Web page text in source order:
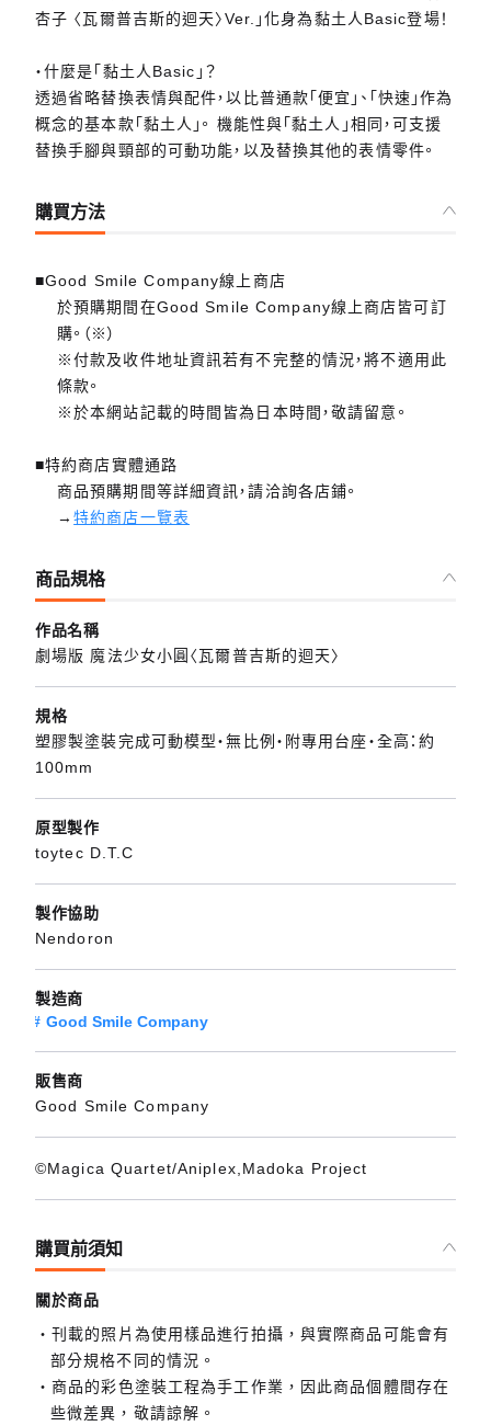
杏子 〈瓦爾普吉斯的迴天〉Ver.」化身為黏土人Basic登場！
・什麼是「黏土人Basic」？
透過省略替換表情與配件，以比普通款「便宜」、「快速」作為
概念的基本款「黏土人」。 機能性與「黏土人」相同，可支援
替換手腳與頸部的可動功能，以及替換其他的表情零件。
購買方法
■Good Smile Company線上商店
於預購期間在Good Smile Company線上商店皆可訂
購。（※）
※付款及收件地址資訊若有不完整的情況，將不適用此
條款。
※於本網站記載的時間皆為日本時間，敬請留意。
■特約商店實體通路
商品預購期間等詳細資訊，請洽詢各店鋪。
→特約商店一覽表
商品規格
作品名稱
劇場版 魔法少女小圓〈瓦爾普吉斯的迴天〉
規格
塑膠製塗裝完成可動模型・無比例・附專用台座・全高：約
100mm
原型製作
toytec D.T.C
製作協助
Nendoron
製造商
Good Smile Company
販售商
Good Smile Company
©Magica Quartet/Aniplex,Madoka Project
購買前須知
關於商品
刊載的照片為使用樣品進行拍攝，與實際商品可能會有
部分規格不同的情況。
商品的彩色塗裝工程為手工作業，因此商品個體間存在
些微差異，敬請諒解。